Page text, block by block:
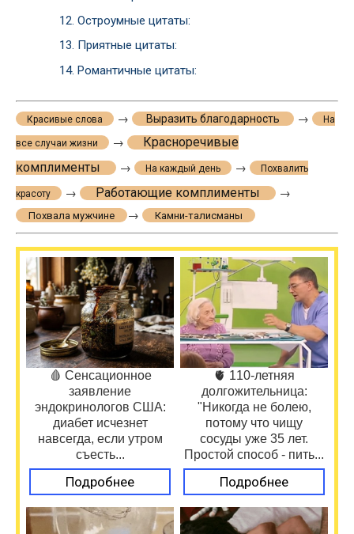
12. Остроумные цитаты:
13. Приятные цитаты:
14. Романтичные цитаты:
Красивые слова → Выразить благодарность → На
все случаи жизни →
Красноречивые
комплименты
→ На каждый день → Похвалить
красоту → Работающие комплименты →
Похвала мужчине → Камни-талисманы
🩸 Сенсационное
заявление
эндокринологов США:
диабет исчезнет
навсегда, если утром
съесть...
Подробнее
🫀 110-летняя
долгожительница:
"Никогда не болею,
потому что чищу
сосуды уже 35 лет.
Простой способ - пить...
Подробнее